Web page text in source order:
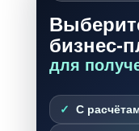
бизнес-
для
С